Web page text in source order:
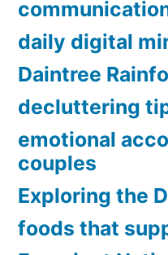
daily digital
Daintree
decluttering
emotional
couples
Exploring the
foods that